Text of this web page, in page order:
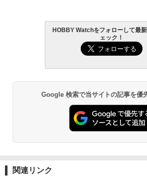
ハイパフォーマンス
LA43H 【KYOSHO/
(5.8mm/ハード/
タカラトミー
K トランスフォーマ
NL-07 サウンドウェ
ツ ONE PIECE シャ
ード頂上決戦- 約
製 塗装済み可動フィ
BANDAI SPIRITS(
機動警察パトレイバ
98Plus (イングラム
みプラモデル
BANDAI SPIRITS(
30MS SIS-J00 メル
分け済みプラモデル
東京マルイ (TOKYO
バックマシンガン
小銃 18歳以上 ガス
￥220,000
東京マルイ(TOKYO
￥3,409
GSIクレオス Mr.ト
ミアムトップコート
ホビー用仕上材 B601
￥748
タミヤ クラフトツ
モデル用工具 74123
￥2,674
4
HOBBY Watchをフォローして最
ェック！
Google 検索で当サイトの記事を優
関連リンク